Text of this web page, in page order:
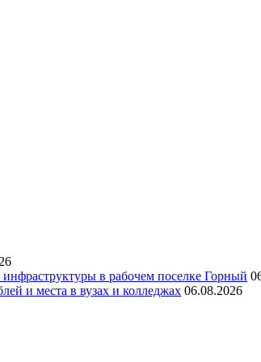
в рабочем поселке Горный
и места в вузах и колледжах 06.08.2026